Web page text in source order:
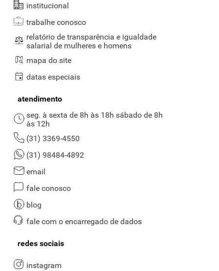
institucional
trabalhe conosco
relatório de transparência e igualdade
salarial de mulheres e homens
mapa do site
datas especiais
atendimento
seg. à sexta de 8h às 18h sábado de 8h
às 12h
(31) 3369-4550
(31) 98484-4892
email
fale conosco
blog
fale com o encarregado de dados
redes sociais
instagram